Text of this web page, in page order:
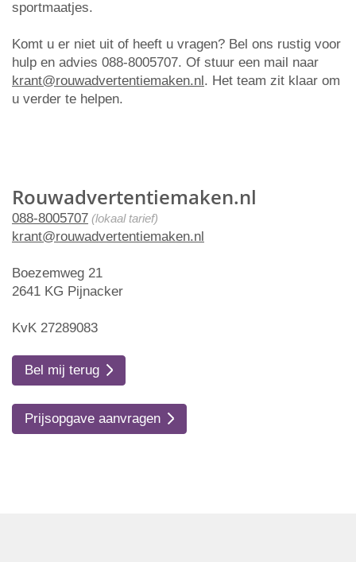
Rouwadvertentiemaken.nl
088-8005707 (lokaal tarief)
krant@rouwadvertentiemaken.nl
Boezemweg 21
2641 KG Pijnacker
KvK 27289083
Bel mij terug
Prijsopgave aanvragen
sportmaatjes.
Komt u er niet uit of heeft u vragen? Bel ons rustig voor
hulp en advies 088-8005707. Of stuur een mail naar
krant@rouwadvertentiemaken.nl. Het team zit klaar om
u verder te helpen.